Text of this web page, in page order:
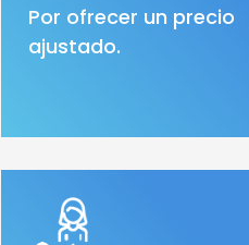
Por ofrecer un precio
ajustado.